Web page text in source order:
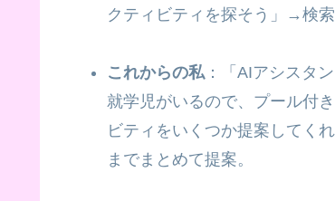
クティビティを探そう」→検
これからの私：「AIアシスタ
就学児がいるので、プール付
ビティをいくつか提案してく
までまとめて提案。